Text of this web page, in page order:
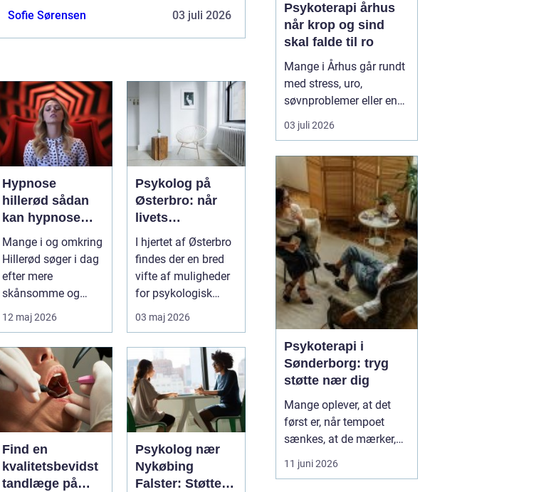
Sofie Sørensen 03 juli 2026
Hypnose
hillerød sådan
kan hypnose
hjælpe i
hverdagen
Mange i og omkring
Hillerød søger i dag
efter mere
skånsomme og
målrettede måder at
få det bedre på....
12 maj 2026
Psykolog på
Østerbro: når
livets
udfordringer
kræver
professionel
støtte
I hjertet af Østerbro
findes der en bred
vifte af muligheder
for psykologisk
støtte, o...
03 maj 2026
Find en
kvalitetsbevidst
tandlæge på
Psykolog nær
Nykøbing
Falster: Støtte til
Psykoterapi århus
når krop og sind
skal falde til ro
Mange i Århus går rundt
med stress, uro,
søvnproblemer eller en
følelse af at være kørt
fast i livet. Nogle har
grænseoverskridende
hændelser. Andre
mærker mest en stille
indre utilfredshed og
tankemylder, der aldrig
holde...
03 juli 2026
Psykoterapi i
Sønderborg: tryg
støtte nær dig
Mange oplever, at det
først er, når tempoet
sænkes, at de mærker,
hvor pressede de faktisk
er. Hverdagen kører
11 juni 2026